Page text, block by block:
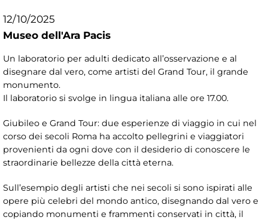
12/10/2025
Museo dell'Ara Pacis
Un laboratorio per adulti dedicato all’osservazione e al
disegnare dal vero, come artisti del Grand Tour, il grande
monumento.
Il laboratorio si svolge in lingua italiana alle ore 17.00.
Giubileo e Grand Tour: due esperienze di viaggio in cui nel
corso dei secoli Roma ha accolto pellegrini e viaggiatori
provenienti da ogni dove con il desiderio di conoscere le
straordinarie bellezze della città eterna.
Sull’esempio degli artisti che nei secoli si sono ispirati alle
opere più celebri del mondo antico, disegnando dal vero e
copiando monumenti e frammenti conservati in città, il